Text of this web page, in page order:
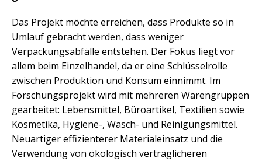
Das Projekt möchte erreichen, dass Produkte so in
Umlauf gebracht werden, dass weniger
Verpackungsabfälle entstehen. Der Fokus liegt vor
allem beim Einzelhandel, da er eine Schlüsselrolle
zwischen Produktion und Konsum einnimmt. Im
Forschungsprojekt wird mit mehreren Warengruppen
gearbeitet: Lebensmittel, Büroartikel, Textilien sowie
Kosmetika, Hygiene-, Wasch- und Reinigungsmittel.
Neuartiger effizienterer Materialeinsatz und die
Verwendung von ökologisch verträglicheren